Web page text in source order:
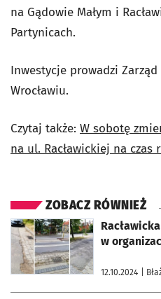
na Gądowie Małym i
Partynicach.
Inwestycje prowadzi
Wrocławiu.
Czytaj także: W sobotę
na ul. Racławickiej na czas
ZOBACZ RÓWNIEŻ
w
12.10.2024 |
otworzy się w nowej karcie